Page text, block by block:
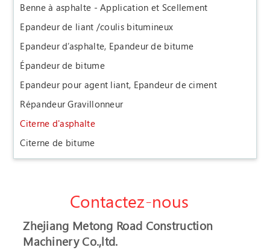
Benne à asphalte - Application et Scellement
Epandeur de liant /coulis bitumineux
Epandeur d’asphalte, Epandeur de bitume
Épandeur de bitume
Epandeur pour agent liant, Epandeur de ciment
Répandeur Gravillonneur
Citerne d'asphalte
Citerne de bitume
Contactez-nous
Zhejiang Metong Road Construction
Machinery Co.,ltd.